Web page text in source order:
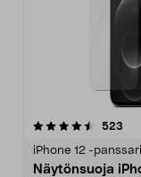
523
iPhone 12 -
Näytönsuoja
4.5 viidestä